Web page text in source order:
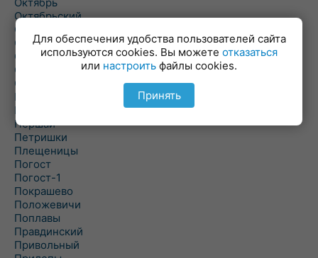
Октябрьский
Олехновичи
Омговичи
Оношки
Осовец
Острошицкий Городок
Пасека
Пастовичи
Першаи
Петришки
Плещеницы
Погост
Погост-1
Покрашево
Положевичи
Поплавы
Правдинский
Привольный
Для обеспечения удобства пользователей сайта
используются cookies. Вы можете отказаться
или настроить файлы cookies.
Принять